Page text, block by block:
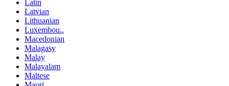
Latin
Latvian
Lithuanian
Luxembou..
Macedonian
Malagasy
Malay
Malayalam
Maltese